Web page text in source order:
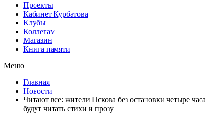
Проекты
Кабинет Курбатова
Клубы
Коллегам
Магазин
Книга памяти
Меню
Главная
Новости
Читают все: жители Пскова без остановки четыре часа
будут читать стихи и прозу